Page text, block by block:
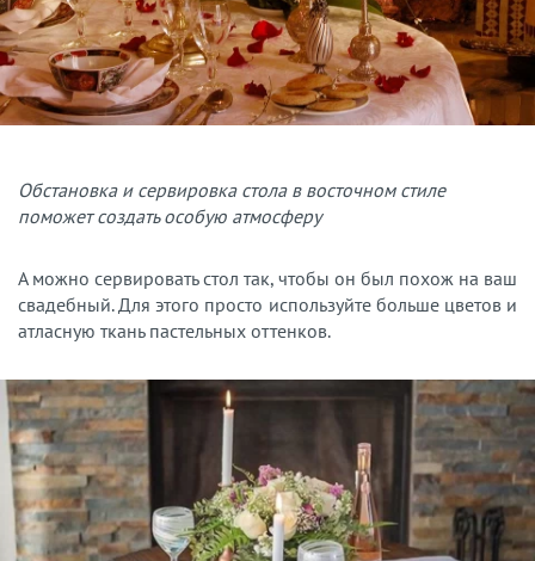
Обстановка и сервировка стола в восточном стиле
поможет создать особую атмосферу
А можно сервировать стол так, чтобы он был похож на ваш
свадебный. Для этого просто используйте больше цветов и
атласную ткань пастельных оттенков.